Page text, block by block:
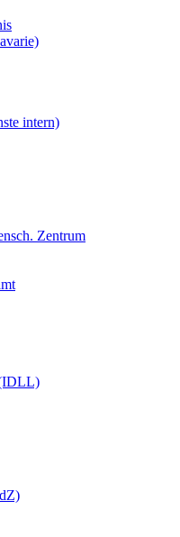
intern)
Zentrum